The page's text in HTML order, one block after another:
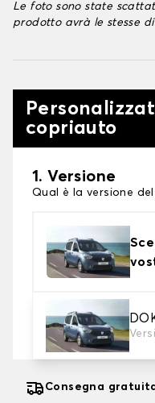
Le foto sono state
prodotto avrà le stesse
copriauto
1. Versione
Qual è la versione
2. Livello di
Scegli il telo
Consegna